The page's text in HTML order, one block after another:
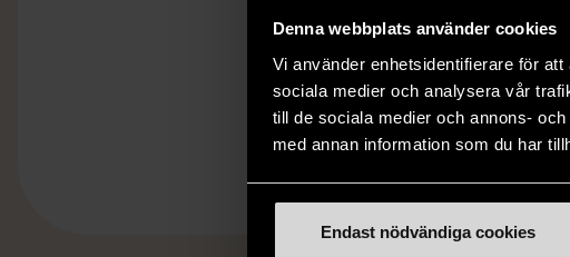
Denna webbplats använder cookies
Vi använder enhetsidentifierare för
sociala medier och analysera vår
till de sociala medier och annons-
med annan information som du har
Endast nödvändiga cookies